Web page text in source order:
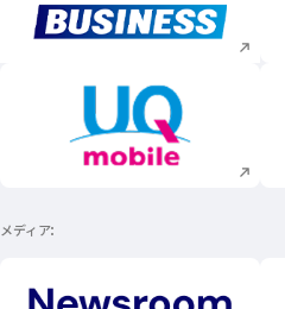
新規ウィンドウで開く
新規ウィンドウで開く
メディア